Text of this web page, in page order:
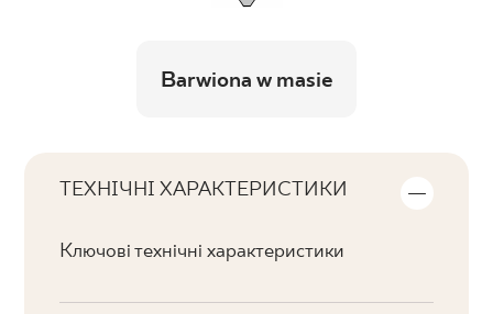
Barwiona w masie
ТЕХНІЧНІ ХАРАКТЕРИСТИКИ
Ключові технічні характеристики